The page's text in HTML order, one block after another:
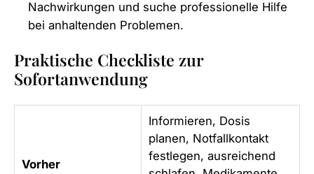
Nachwirkungen und suche professionelle Hilfe
bei anhaltenden Problemen.
Praktische Checkliste zur
Sofortanwendung
Vorher
Informieren, Dosis
planen, Notfallkontakt
festlegen, ausreichend